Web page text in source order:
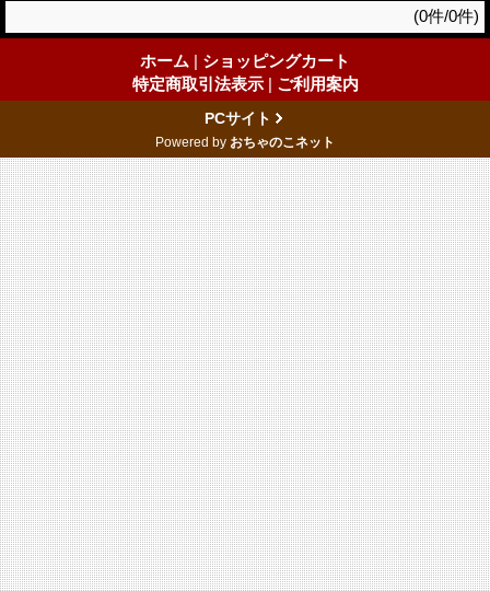
(0件/0件)
ホーム | ショッピングカート
特定商取引法表示 | ご利用案内
PCサイト
Powered by おちゃのこネット